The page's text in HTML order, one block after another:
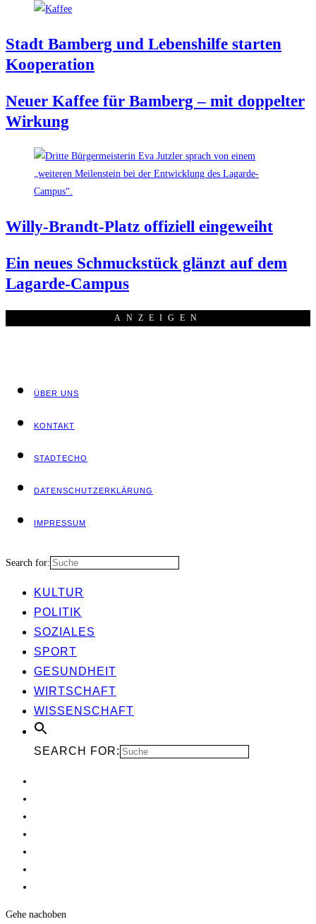
Stadt Bam­berg und Lebens­hil­fe star­ten
Kooperation
Neu­er Kaf­fee für Bam­berg – mit dop­pel­ter
Wirkung
Wil­ly-Brandt-Platz offi­zi­ell eingeweiht
Ein neu­es Schmuck­stück glänzt auf dem
Lagarde-Campus
ANZEI­GEN
ÜBER UNS
KON­TAKT
STADT­ECHO
DATEN­SCHUTZ­ER­KLÄ­RUNG
IMPRES­SUM
Search for:
KUL­TUR
POLI­TIK
SOZIA­LES
SPORT
GESUND­HEIT
WIRT­SCHAFT
WIS­SEN­SCHAFT
SEARCH FOR:
Gehe nachoben